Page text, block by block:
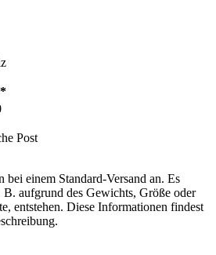
einem Standard-Versand an. Es
aufgrund des Gewichts, Größe oder
entstehen. Diese Informationen findest